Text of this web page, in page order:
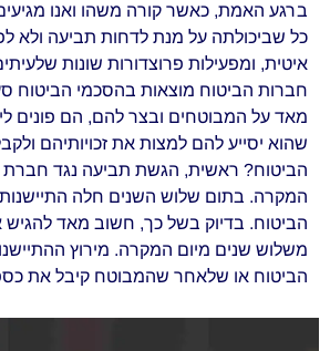
ברגע האמת, כאשר קורה משהו ואנו
כל שביכולתה על מנת לדחות תביעה ולא
איטית, ומפעילות פרוצדורות שונות
חברות הביטוח מוצאות בהסכמי הביטוח
מאד על המבוטחים ובצר להם, הם פונים
שהוא יסייע להם למצות את זכויותיהם
הביטוח? ראשית, הגשת תביעה נגד חברת
המקרה. בתום שלוש השנים חלה
הביטוח. בדיוק בשל כך, חשוב מאד
משלוש שנים מיום המקרה. מירוץ
הביטוח או שלאחר שהמבוטח קיבל את